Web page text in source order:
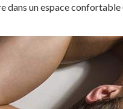
dans un espace